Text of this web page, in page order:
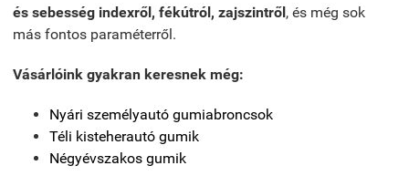
és sebesség indexről, fékútról, zajszintről, és még sok
más fontos paraméterről.
Vásárlóink gyakran keresnek még:
Nyári személyautó gumiabroncsok
Téli kisteherautó gumik
Négyévszakos gumik